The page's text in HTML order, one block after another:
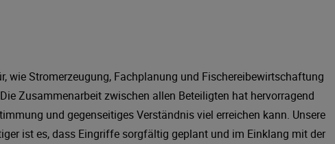
wie Stromerzeugung, Fachplanung und Fischereibewirtschaftung
Zusammenarbeit zwischen allen Beteiligten hat hervorragend
und gegenseitiges Verständnis viel erreichen kann. Unsere
ist es, dass Eingriffe sorgfältig geplant und im Einklang mit der